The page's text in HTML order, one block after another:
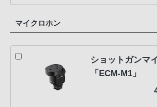
マイクロホン
ショットガンマ
「ECM-M1」